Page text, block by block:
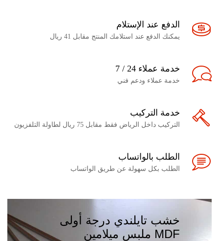
الدفع عند الإستلام
يمكنك الدفع عند استلامك المنتج مقابل 41 ريال
خدمة عملاء 24 / 7
خدمة عملاء ودعم فني
خدمة التركيب
التركيب داخل الرياض فقط مقابل 75 ريال لطاولة التلفزيون
الطلب بالواتساب
الطلب بكل سهولة عن طريق الواتساب
خشب تايلندي درجة أولى
MDF ملبس ميلامين